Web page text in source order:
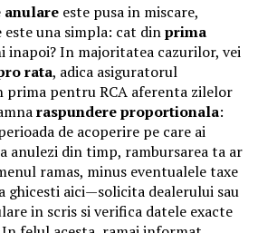
anulare este pusa in miscare,
una simpla: cat dinprima
inapoi? In majoritatea cazurilor, vei
rata, adica asiguratorul
prima pentru RCA aferenta zilelor
raspundere proportionala:
de acoperire pe care ai
anulezi din timp, rambursarea ta ar
ramas, minus eventualele taxe
ghicesti aici—solicita dealerului sau
in scris si verifica datele exacte